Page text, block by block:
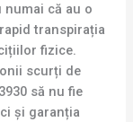
numai că au o
transpirația
fizice.
scurți de
să nu fie
și garanția